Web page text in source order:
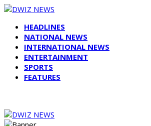
HEADLINES
NATIONAL NEWS
INTERNATIONAL NEWS
ENTERTAINMENT
SPORTS
FEATURES